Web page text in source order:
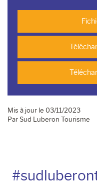
Mis à jour le 03/11/2023
Par Sud Luberon Tourisme